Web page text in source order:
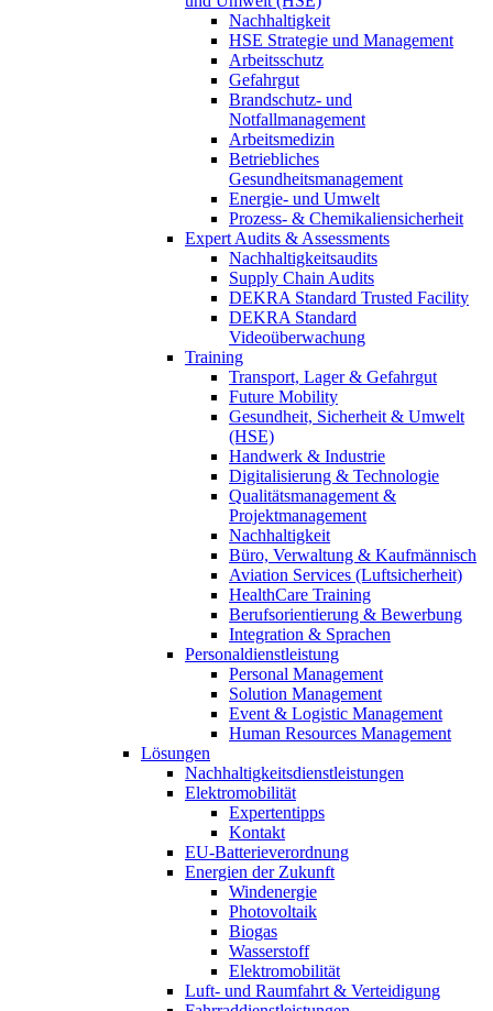
Nachhaltigkeit
HSE Strategie und Management
Arbeitsschutz
Gefahrgut
Brandschutz- und
Notfallmanagement
Arbeitsmedizin
Betriebliches
Gesundheitsmanagement
Energie- und Umwelt
Prozess- & Chemikaliensicherheit
Expert Audits & Assessments
Nachhaltigkeitsaudits
Supply Chain Audits
DEKRA Standard Trusted Facility
DEKRA Standard
Videoüberwachung
Training
Transport, Lager & Gefahrgut
Future Mobility
Gesundheit, Sicherheit & Umwelt
(HSE)
Handwerk & Industrie
Digitalisierung & Technologie
Qualitätsmanagement &
Projektmanagement
Nachhaltigkeit
Büro, Verwaltung & Kaufmännisch
Aviation Services (Luftsicherheit)
HealthCare Training
Berufsorientierung & Bewerbung
Integration & Sprachen
Personaldienstleistung
Personal Management
Solution Management
Event & Logistic Management
Human Resources Management
Lösungen
Nachhaltigkeitsdienstleistungen
Elektromobilität
Expertentipps
Kontakt
EU-Batterieverordnung
Energien der Zukunft
Windenergie
Photovoltaik
Biogas
Wasserstoff
Elektromobilität
Luft- und Raumfahrt & Verteidigung